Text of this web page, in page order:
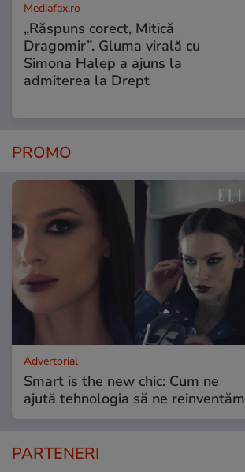
Mediafax.ro
„Răspuns corect, Mitică
Dragomir”. Gluma virală cu
Simona Halep a ajuns la
admiterea la Drept
PROMO
Advertorial
Smart is the new chic: Cum ne
ajută tehnologia să ne reinventăm
PARTENERI